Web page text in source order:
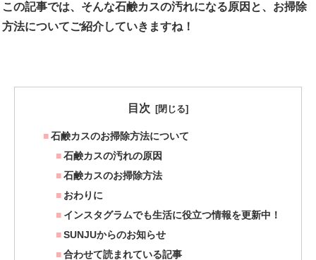
この記事では、そんな石鹸カスの汚れになる原因と、お掃除
方法についてご紹介していきますね！
目次
石鹸カスのお掃除方法について
石鹸カスの汚れの原因
石鹸カスのお掃除方法
おわりに
インスタグラムでも生活に役立つ情報を更新中！
SUNJUからのお知らせ
合わせて読まれている記事